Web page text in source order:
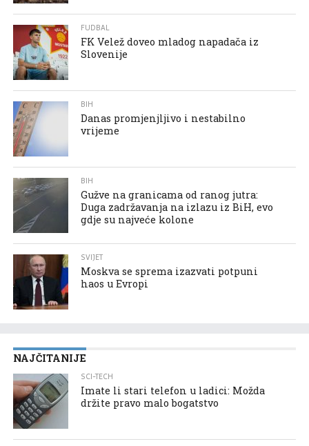
FUDBAL
FK Velež doveo mladog napadača iz
Slovenije
BIH
Danas promjenjljivo i nestabilno
vrijeme
BIH
Gužve na granicama od ranog jutra:
Duga zadržavanja na izlazu iz BiH, evo
gdje su najveće kolone
SVIJET
Moskva se sprema izazvati potpuni
haos u Evropi
NAJČITANIJE
SCI-TECH
Imate li stari telefon u ladici: Možda
držite pravo malo bogatstvo